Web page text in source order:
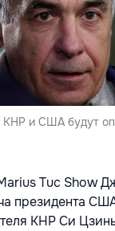
и США будут
Tuc Show
президента
КНР Си